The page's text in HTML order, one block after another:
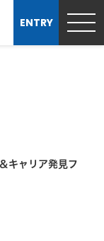
ENTRY
キャリア発見フ